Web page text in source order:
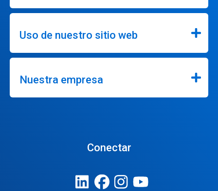
Uso de nuestro sitio web
Nuestra empresa
Conectar